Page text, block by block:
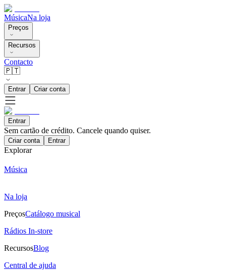
MúsicaNa loja
Preços
Recursos
Contacto
🇵🇹
Entrar Criar conta
Entrar
Sem cartão de crédito. Cancele quando quiser.
Criar conta Entrar
Explorar
Música
Na loja
PreçosCatálogo musical
Rádios In-store
RecursosBlog
Central de ajuda